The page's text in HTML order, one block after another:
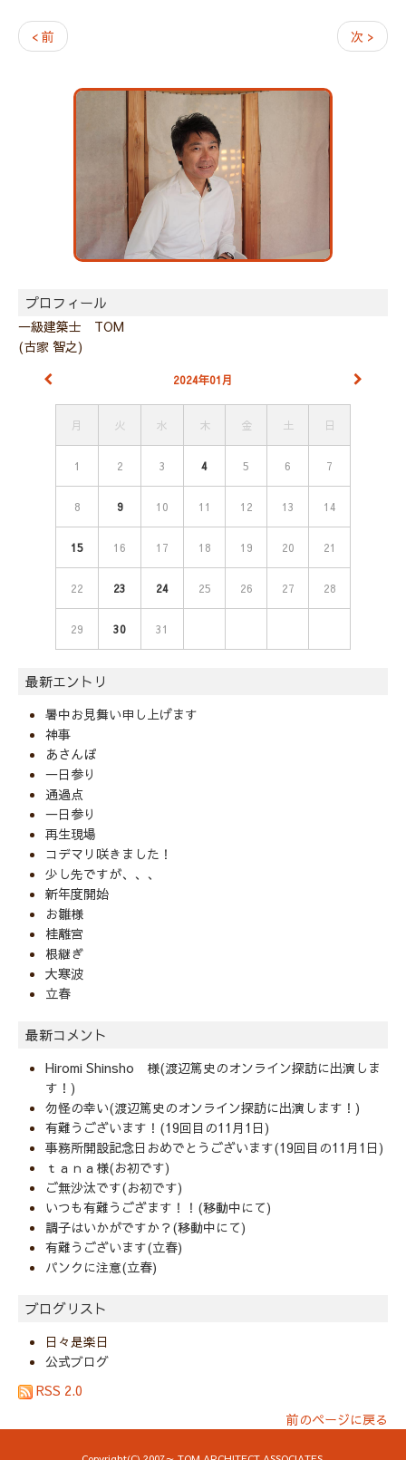
< 前 次 >
プロフィール
一級建築士 TOM
(古家 智之)
2024年01月
月 火 水 木 金 土 日
1 2 3 4 5 6 7
8 9 10 11 12 13 14
15 16 17 18 19 20 21
22 23 24 25 26 27 28
29 30 31
最新エントリ
暑中お見舞い申し上げます
神事
あさんぽ
一日参り
通過点
一日参り
再生現場
コデマリ咲きました！
少し先ですが、、、
新年度開始
お雛様
桂離宮
根継ぎ
大寒波
立春
最新コメント
Hiromi Shinsho 様(渡辺篤史のオンライン探訪に出演しま
す！)
勿怪の幸い(渡辺篤史のオンライン探訪に出演します！)
有難うございます！(19回目の11月1日)
事務所開設記念日おめでとうございます(19回目の11月1日)
ｔａｎａ様(お初です)
ご無沙汰です(お初です)
いつも有難うござます！！(移動中にて)
調子はいかがですか？(移動中にて)
有難うございます(立春)
パンクに注意(立春)
ブログリスト
日々是楽日
公式ブログ
RSS 2.0
前のページに戻る